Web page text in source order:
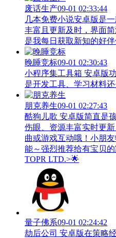
废话生产09-01 02:33:44
几本免费小说安卓版是
丰富且更新及时，界面
是我每日获取新知的好伴
晚睡竞标09-01 02:30:43
小程序集工具箱 安卓版
是开发工具、学习材料
朋克养生09-01 02:27:43
酷狗儿歌 安卓版简直是
伤眼、资源丰富实时更
曲或游戏互动哦！小朋
能～强烈推荐给有宝贝
TOPR LTD.>🌟
量子佛系09-01 02:24:42
劫后公司 安卓版在策略